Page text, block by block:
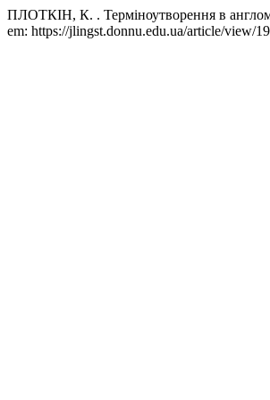
ПЛОТКІН, К. . Терміноутворення в
em: https://jlingst.donnu.edu.ua/article/view/